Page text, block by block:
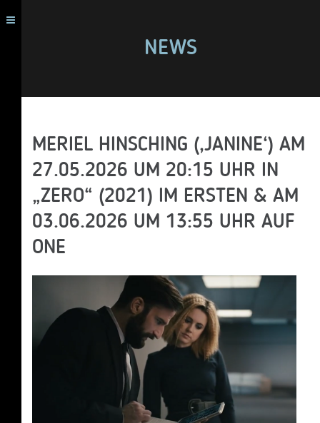
NEWS
MERIEL HINSCHING (‚JANINE‘) AM
27.05.2026 UM 20:15 UHR IN
„ZERO“ (2021) IM ERSTEN & AM
03.06.2026 UM 13:55 UHR AUF
ONE